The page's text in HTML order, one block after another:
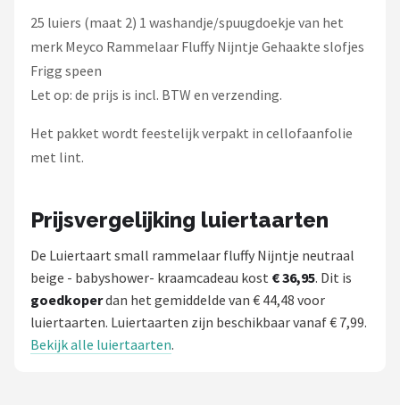
25 luiers (maat 2) 1 washandje/spuugdoekje van het
merk Meyco Rammelaar Fluffy Nijntje Gehaakte slofjes
Frigg speen
Let op: de prijs is incl. BTW en verzending.
Het pakket wordt feestelijk verpakt in cellofaanfolie
met lint.
Prijsvergelijking luiertaarten
De Luiertaart small rammelaar fluffy Nijntje neutraal
beige - babyshower- kraamcadeau kost € 36,95. Dit is
goedkoperdan het gemiddelde van € 44,48 voor
luiertaarten. Luiertaarten zijn beschikbaar vanaf € 7,99.
Bekijk alle luiertaarten.